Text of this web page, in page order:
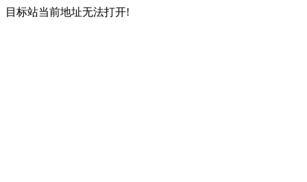
目标站当前地址无法打开!